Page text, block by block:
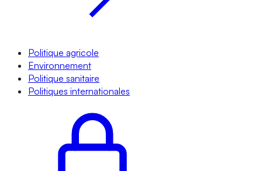
Politique agricole
Environnement
Politique sanitaire
Politiques internationales